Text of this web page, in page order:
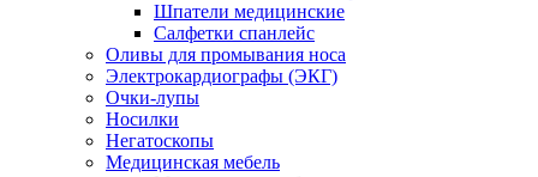
Шпатели медицинские
Салфетки спанлейс
Оливы для промывания носа
Электрокардиографы (ЭКГ)
Очки-лупы
Носилки
Негатоскопы
Медицинская мебель